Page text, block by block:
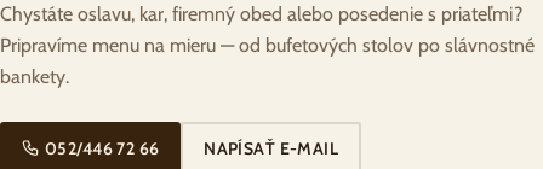
Chystáte oslavu, kar, firemný obed alebo posedenie s priateľmi?
Pripravíme menu na mieru — od bufetových stolov po slávnostné
bankety.
052/446 72 66 NAPÍSAŤ E-MAIL